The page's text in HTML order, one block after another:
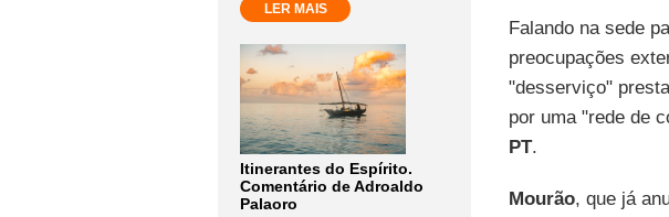
LER MAIS
Itinerantes do Espírito.
Comentário de Adroaldo
Palaoro
Falando na sede
preocupações
"desserviço"
por uma "rede de
PT.
Mourão, que já